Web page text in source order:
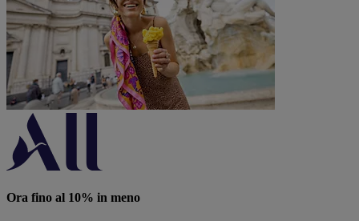
Ora fino al 10% in meno